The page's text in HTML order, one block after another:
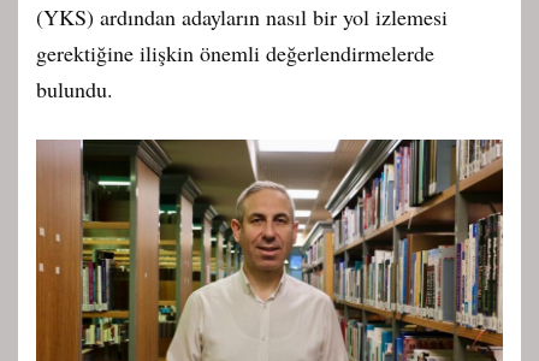
(YKS) ardından adayların nasıl bir yol izlemesi
gerektiğine ilişkin önemli değerlendirmelerde
bulundu.